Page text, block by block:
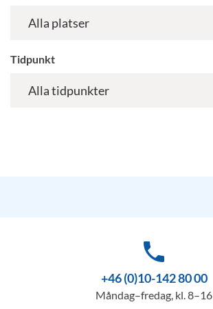
Tidpunkt
phone
+46 (0)10-142 80 00
Måndag–fredag, kl. 8–16